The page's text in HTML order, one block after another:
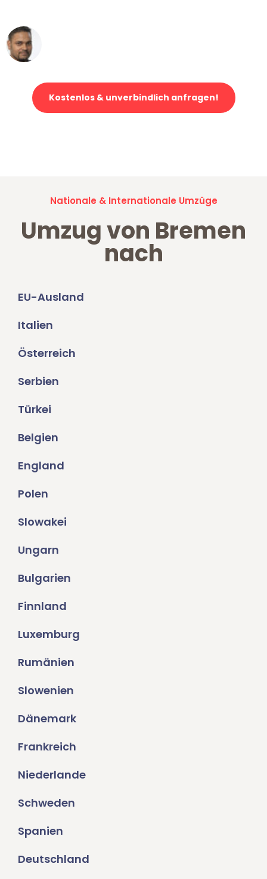
Kostenlos & unverbindlich anfragen!
Nationale & Internationale Umzüge
Umzug von Bremen
nach
EU-Ausland
Italien
Österreich
Serbien
Türkei
Belgien
England
Polen
Slowakei
Ungarn
Bulgarien
Finnland
Luxemburg
Rumänien
Slowenien
Dänemark
Frankreich
Niederlande
Schweden
Spanien
Deutschland